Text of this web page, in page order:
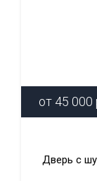
от 45 000
Дверь с